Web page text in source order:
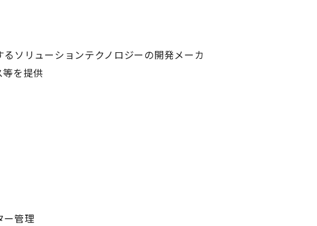
ソリューションテクノロジーの開発メーカ
を提供
ー管理